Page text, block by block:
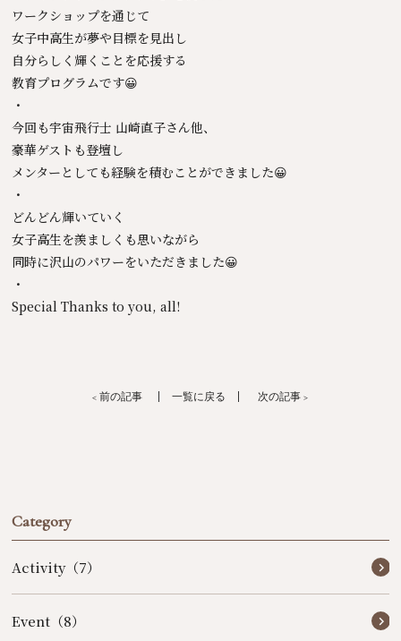
ワークショップを通じて
女子中高生が夢や目標を見出し
自分らしく輝くことを応援する
教育プログラムです😀
・
今回も宇宙飛行士 山崎直子さん他、
豪華ゲストも登壇し
メンターとしても経験を積むことができました😀
・
どんどん輝いていく
女子高生を羨ましくも思いながら
同時に沢山のパワーをいただきました😀
・
Special Thanks to you, all!
< 前の記事 一覧に戻る 次の記事 >
Category
Activity（7）
Event（8）